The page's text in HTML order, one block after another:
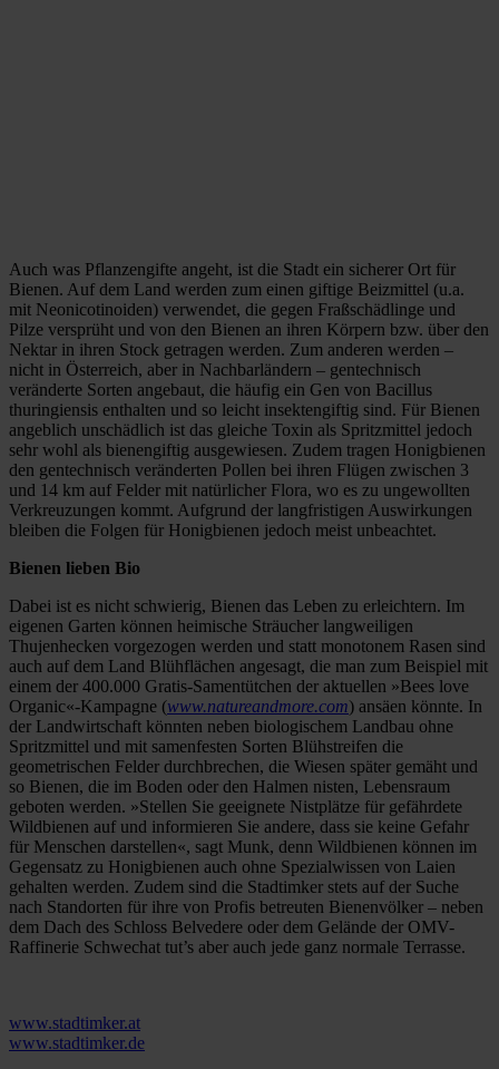
Auch was Pflanzengifte angeht, ist die Stadt ein sicherer Ort für
Bienen. Auf dem Land werden zum einen giftige Beizmittel (u.a.
mit Neonicotinoiden) verwendet, die gegen Fraßschädlinge und
Pilze versprüht und von den Bienen an ihren Körpern bzw. über den
Nektar in ihren Stock getragen werden. Zum anderen werden –
nicht in Österreich, aber in Nachbarländern – gentechnisch
veränderte Sorten angebaut, die häufig ein Gen von Bacillus
thuringiensis enthalten und so leicht insektengiftig sind. Für Bienen
angeblich unschädlich ist das gleiche Toxin als Spritzmittel jedoch
sehr wohl als bienengiftig ausgewiesen. Zudem tragen Honigbienen
den gentechnisch veränderten Pollen bei ihren Flügen zwischen 3
und 14 km auf Felder mit natürlicher Flora, wo es zu ungewollten
Verkreuzungen kommt. Aufgrund der langfristigen Auswirkungen
bleiben die Folgen für Honigbienen jedoch meist unbeachtet.
Bienen lieben Bio
Dabei ist es nicht schwierig, Bienen das Leben zu erleichtern. Im
eigenen Garten können heimische Sträucher langweiligen
Thujenhecken vorgezogen werden und statt monotonem Rasen sind
auch auf dem Land Blühflächen angesagt, die man zum Beispiel mit
einem der 400.000 Gratis-Samentütchen der aktuellen »Bees love
Organic«-Kampagne (www.natureandmore.com) ansäen könnte. In
der Landwirtschaft könnten neben biologischem Landbau ohne
Spritzmittel und mit samenfesten Sorten Blühstreifen die
geometrischen Felder durchbrechen, die Wiesen später gemäht und
so Bienen, die im Boden oder den Halmen nisten, Lebensraum
geboten werden. »Stellen Sie geeignete Nistplätze für gefährdete
Wildbienen auf und informieren Sie andere, dass sie keine Gefahr
für Menschen darstellen«, sagt Munk, denn Wildbienen können im
Gegensatz zu Honigbienen auch ohne Spezialwissen von Laien
gehalten werden. Zudem sind die Stadtimker stets auf der Suche
nach Standorten für ihre von Profis betreuten Bienenvölker – neben
dem Dach des Schloss Belvedere oder dem Gelände der OMV-
Raffinerie Schwechat tut’s aber auch jede ganz normale Terrasse.
www.stadtimker.at
www.stadtimker.de